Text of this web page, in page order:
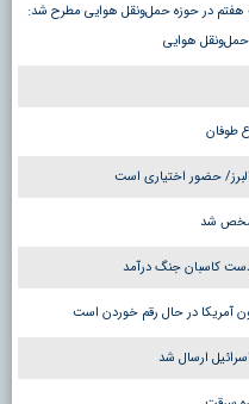
هفتم در حوزه حمل‌ونقل هوایی مطرح شد:
حمل‌ونقل هوایی
طوفان
حضور اختیاری است
مشخص شد
کاسبان جنگ درآمد
آمریکا در حال رقم خوردن است